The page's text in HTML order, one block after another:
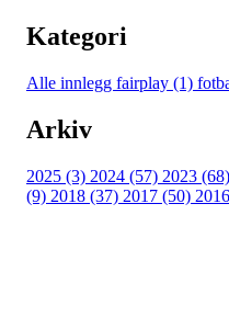
Kategori
Alle innlegg fairplay (1)
Arkiv
2025 (3) 2024 (57) 2023 (68)
(9) 2018 (37) 2017 (50)